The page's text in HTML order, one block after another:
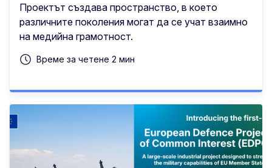
Проектът създава пространство, в което
различните поколения могат да се учат взаимно
на медийна грамотност.
Време за четене 2 мин